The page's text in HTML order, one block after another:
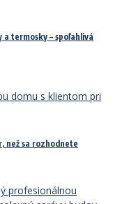
termosky – spoľahlivá
než sa rozhodnete